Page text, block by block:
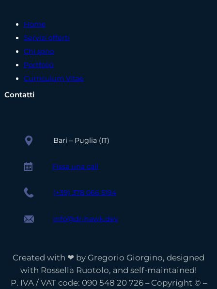
Home
Servizi offerti
Chi sono
Portfolio
Curriculum Vitae
Contatti
Bari – Puglia (IT)
Fissa una call
(+39) 378 066 5194
info@dr-hawk.dev
Created with ❤ by Gregorio Giorgino, designed
with Rossella Ruotolo, and self-maintained!
P. IVA / VAT code: 090 548 20 726 – Copyright © –